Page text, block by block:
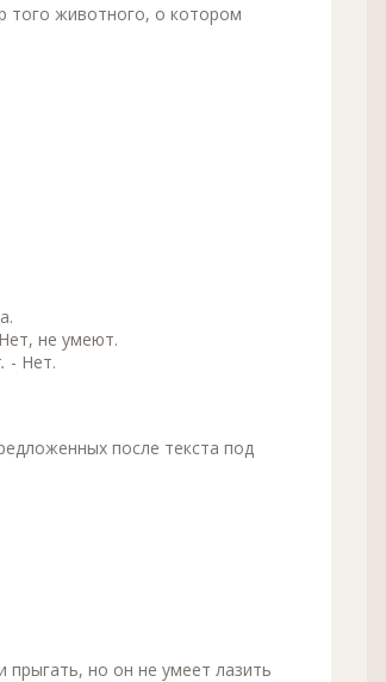
того животного, о котором
не умеют.
- Нет.
после текста под
прыгать, но он не умеет лазить